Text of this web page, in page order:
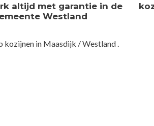
altijd met garantie in de
Westland
kozijnen in Maasdijk / Westland .